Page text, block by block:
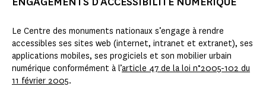
Le Centre des monuments nationaux s’engage à rendre
accessibles ses sites web (internet, intranet et extranet), ses
applications mobiles, ses progiciels et son mobilier urbain
numérique conformément à l’article 47 de la loi n°2005-102 du
11 février 2005.